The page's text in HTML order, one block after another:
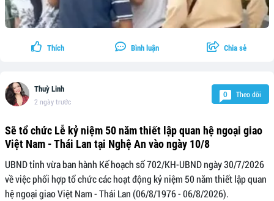
Thích Bình luận Chia sẻ
Thuỳ Linh
2 ngày trước
0 Theo dõi
Sẽ tổ chức Lễ kỷ niệm 50 năm thiết lập quan hệ ngoại giao
Việt Nam - Thái Lan tại Nghệ An vào ngày 10/8
UBND tỉnh vừa ban hành Kế hoạch số 702/KH-UBND ngày 30/7/2026
về việc phối hợp tổ chức các hoạt động kỷ niệm 50 năm thiết lập quan
hệ ngoại giao Việt Nam - Thái Lan (06/8/1976 - 06/8/2026).